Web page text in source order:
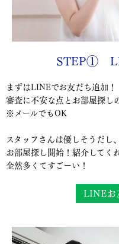
STEP①
まずはLINEでお友だち追加！
審査に不安な点とお部屋探し
※メールでもOK
スタッフさんは優しそうだし
お部屋探し開始！紹介してく
全然多くてすごーい！
LINEお